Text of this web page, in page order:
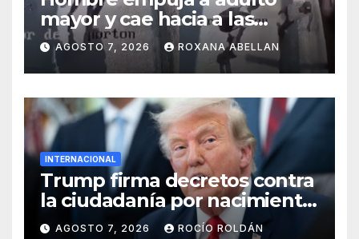
mayor y cae hacia a las
ruedas de tráiler en
Monterrey
AGOSTO 7, 2026 ROXANA ABELLAN
INTERNACIONAL
Trump firma decretos contra
la ciudadanía por nacimiento
y el ‘turismo de maternidad’
AGOSTO 7, 2026 ROCÍO ROLDÁN